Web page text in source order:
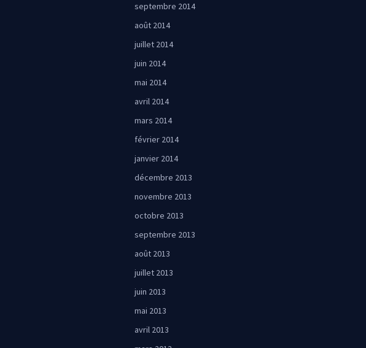
septembre 2014
août 2014
juillet 2014
juin 2014
mai 2014
avril 2014
mars 2014
février 2014
janvier 2014
décembre 2013
novembre 2013
octobre 2013
septembre 2013
août 2013
juillet 2013
juin 2013
mai 2013
avril 2013